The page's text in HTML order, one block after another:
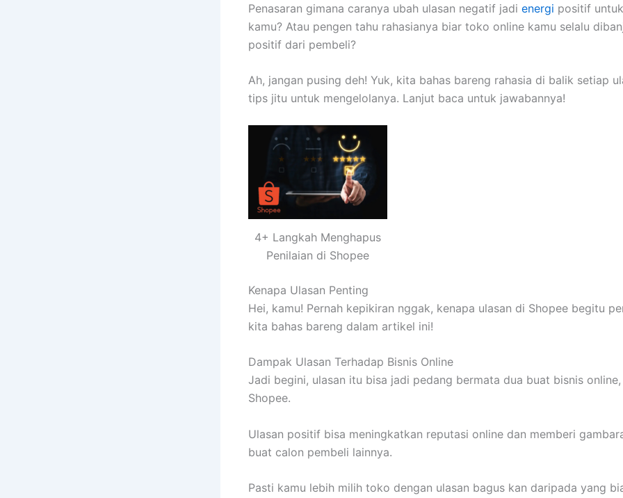
Penasaran gimana caranya ubah ulasan negatif jadi energi positif
kamu? Atau pengen tahu rahasianya biar toko online kamu selalu
positif dari pembeli?
Ah, jangan pusing deh! Yuk, kita bahas bareng rahasia di balik setiap
tips jitu untuk mengelolanya. Lanjut baca untuk jawabannya!
4+ Langkah Menghapus
Penilaian di Shopee
Kenapa Ulasan Penting
Hei, kamu! Pernah kepikiran nggak, kenapa ulasan di Shopee begitu
kita bahas bareng dalam artikel ini!
Dampak Ulasan Terhadap Bisnis Online
Jadi begini, ulasan itu bisa jadi pedang bermata dua buat bisnis
Shopee.
Ulasan positif bisa meningkatkan reputasi online dan memberi
buat calon pembeli lainnya.
Pasti kamu lebih milih toko dengan ulasan bagus kan daripada yang